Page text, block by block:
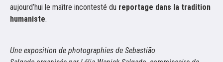
aujourd’hui le maître incontesté du reportage dans la tradition
humaniste.
Une exposition de photographies de Sebastião